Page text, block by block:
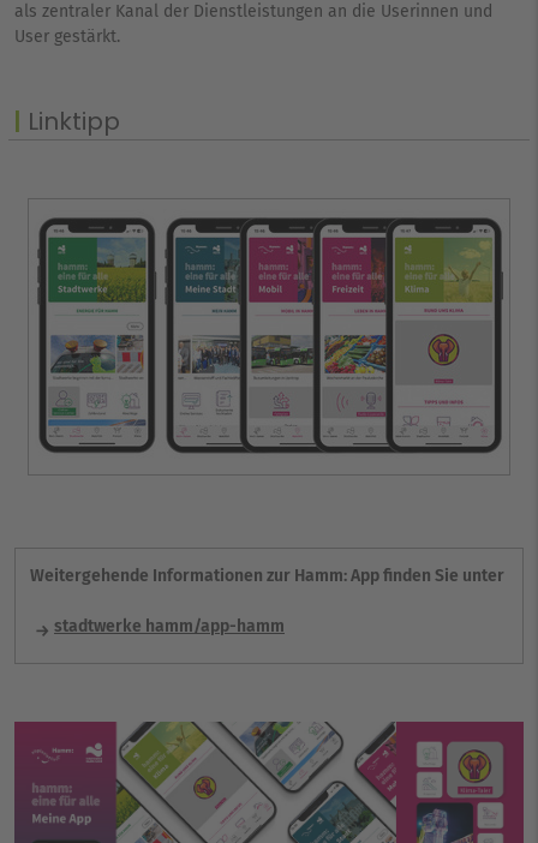
als zentraler Kanal der Dienstleistungen an die Userinnen und
User gestärkt.
Linktipp
Weitergehende Informationen zur Hamm: App finden Sie unter
stadtwerke hamm/app-hamm